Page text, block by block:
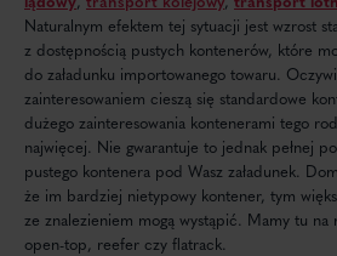
Naturalnym efektem tej sytuacji jest wzrost
z dostępnością pustych kontenerów, które
do załadunku importowanego towaru.
zainteresowaniem cieszą się standardowe
dużego zainteresowania kontenerami tego
najwięcej. Nie gwarantuje to jednak pełnej
pustego kontenera pod Wasz załadunek.
że im bardziej nietypowy kontener, tym
ze znalezieniem mogą wystąpić. Mamy tu na
open-top, reefer czy flatrack.